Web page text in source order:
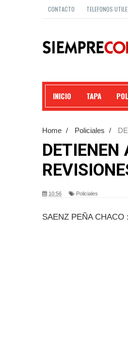
CONTACTO TELEFONOS
INICIO TAPA
Home / Policiales /
DETIENEN
10:56 Policiales
SAENZ PEÑA CHACO :